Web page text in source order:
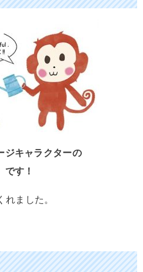
ジキャラクターの
です！
ました。